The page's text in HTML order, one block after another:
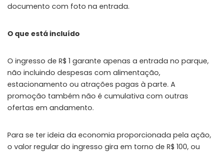
documento com foto na entrada.
O que está incluído
O ingresso de R$ 1 garante apenas a entrada no parque,
não incluindo despesas com alimentação,
estacionamento ou atrações pagas à parte. A
promoção também não é cumulativa com outras
ofertas em andamento.
Para se ter ideia da economia proporcionada pela ação,
o valor regular do ingresso gira em torno de R$ 100, ou